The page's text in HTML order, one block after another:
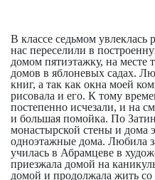
В классе седьмом
нас переселили в
домом пятиэтажку, на
домов в яблоневых садах.
книг, а так как окна моей
рисовала и его. К тому
постепенно исчезали, и на
и большая помойка. По
монастырской стены и дома
одноэтажные дома. Любила
училась в Абрамцеве в
приезжала домой на
домой и продолжала жить